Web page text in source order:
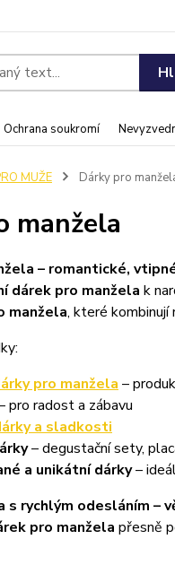
Ochrana soukromí
MUŽE Dárky pro
manžela
– romantické,
dárek pro manžela k
manžela, které kombinují
pro manžela –
pro radost a zábavu
a sladkosti
– degustační sety,
a unikátní dárky–
s rychlým odesláním –
pro manžela přesně